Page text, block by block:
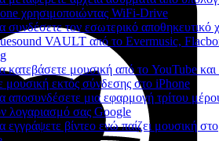
χρησιμοποιώντας WiFi-Drive
συνδέσετε τον εσωτερικό αποθηκευτικό
VAULT από το Evermusic,
κατεβάσετε μουσική από το YouTube και
μουσική εκτός σύνδεσης στο iPhone
αποσυνδέσετε μια εφαρμογή τρίτου
λογαριασμό σας Google
εγγράψετε βίντεο ενώ παίζει μουσική στο